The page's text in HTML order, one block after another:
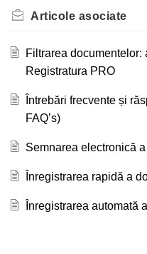
Articole asociate
Filtrarea documentelor:
Registratura PRO
Întrebări frecvente și
FAQ’s)
Semnarea electronică
Înregistrarea rapidă a
Înregistrarea automată